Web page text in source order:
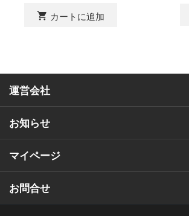
shopping_cart カートに追加
運営会社
お知らせ
マイページ
お問合せ